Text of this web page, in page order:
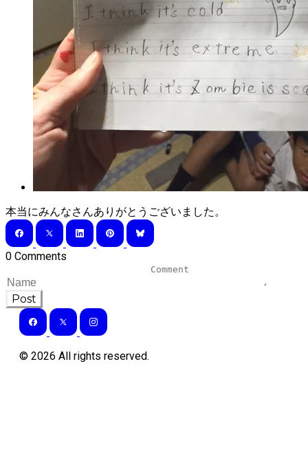
本当にみんなさんありがとうございました。
0 Comments
Post
© 2026 All rights reserved.